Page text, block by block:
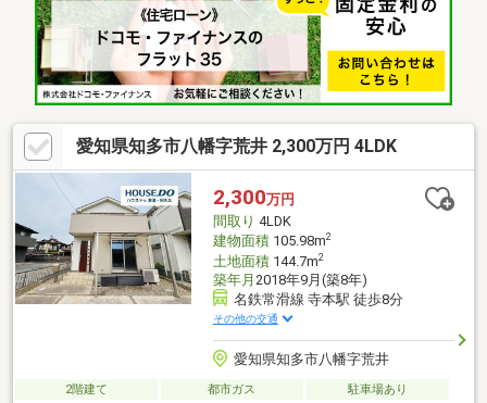
野店 徒歩約5分・無印良品知多 徒歩約6分・ローソン知多八幡
店 徒歩約6分・ＤＣＭ知多店 徒歩約7分・業務スーパー知多清
水が丘店 徒歩約12分
愛知県知多市八幡字荒井 2,300万円 4LDK
2,300万円
間取り 4LDK
建物面積105.98m2
土地面積144.7m2
築年月 2018年9月(築8年)
名鉄常滑線 寺本駅 徒歩8分
その他の交通
愛知県知多市八幡字荒井
2階建て 都市ガス
駐車場あり